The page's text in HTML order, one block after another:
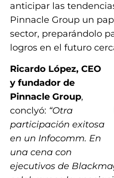
anticipar las
Pinnacle Group un
sector, preparándolo
logros en el futuro
Ricardo López, CEO
y fundador de
Pinnacle Group,
conclyó: “Otra
participación exitosa
en un Infocomm. En
una cena con
ejecutivos de